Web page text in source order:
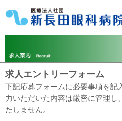
求人エントリーフォーム
下記応募フォームに必要事項を記
力いただいた内容は厳密に管理し
たしません。